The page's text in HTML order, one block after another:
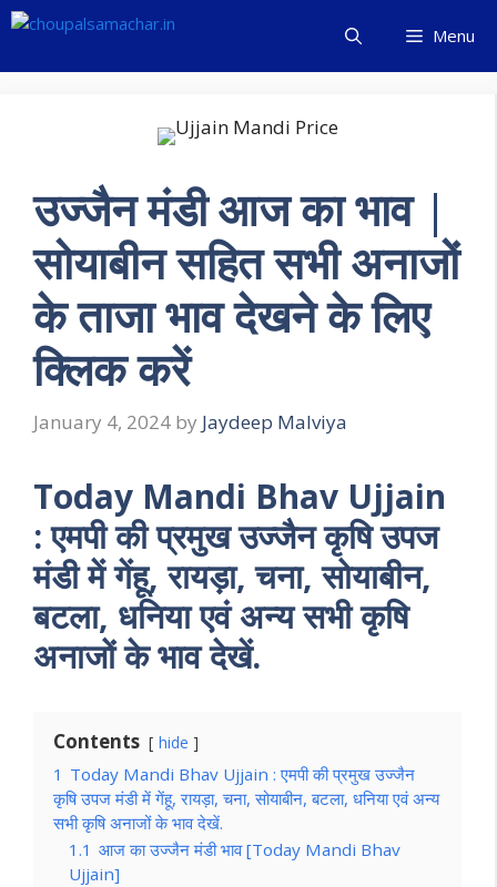
Skip
content
Menu
उज्जैन मंडी आज का भाव |
सोयाबीन सहित सभी अनाजों
के ताजा भाव देखने के लिए
क्लिक करें
January 4, 2024 by Jaydeep Malviya
Today Mandi Bhav Ujjain
: एमपी की प्रमुख उज्जैन कृषि उपज
मंडी में गेंहू, रायड़ा, चना, सोयाबीन,
बटला, धनिया एवं अन्य सभी कृषि
अनाजों के भाव देखें.
Contents hide
1 Today Mandi Bhav Ujjain : एमपी की प्रमुख उज्जैन
कृषि उपज मंडी में गेंहू, रायड़ा, चना, सोयाबीन, बटला, धनिया एवं अन्य
सभी कृषि अनाजों के भाव देखें.
1.1 आज का उज्जैन मंडी भाव [Today Mandi Bhav
Ujjain]